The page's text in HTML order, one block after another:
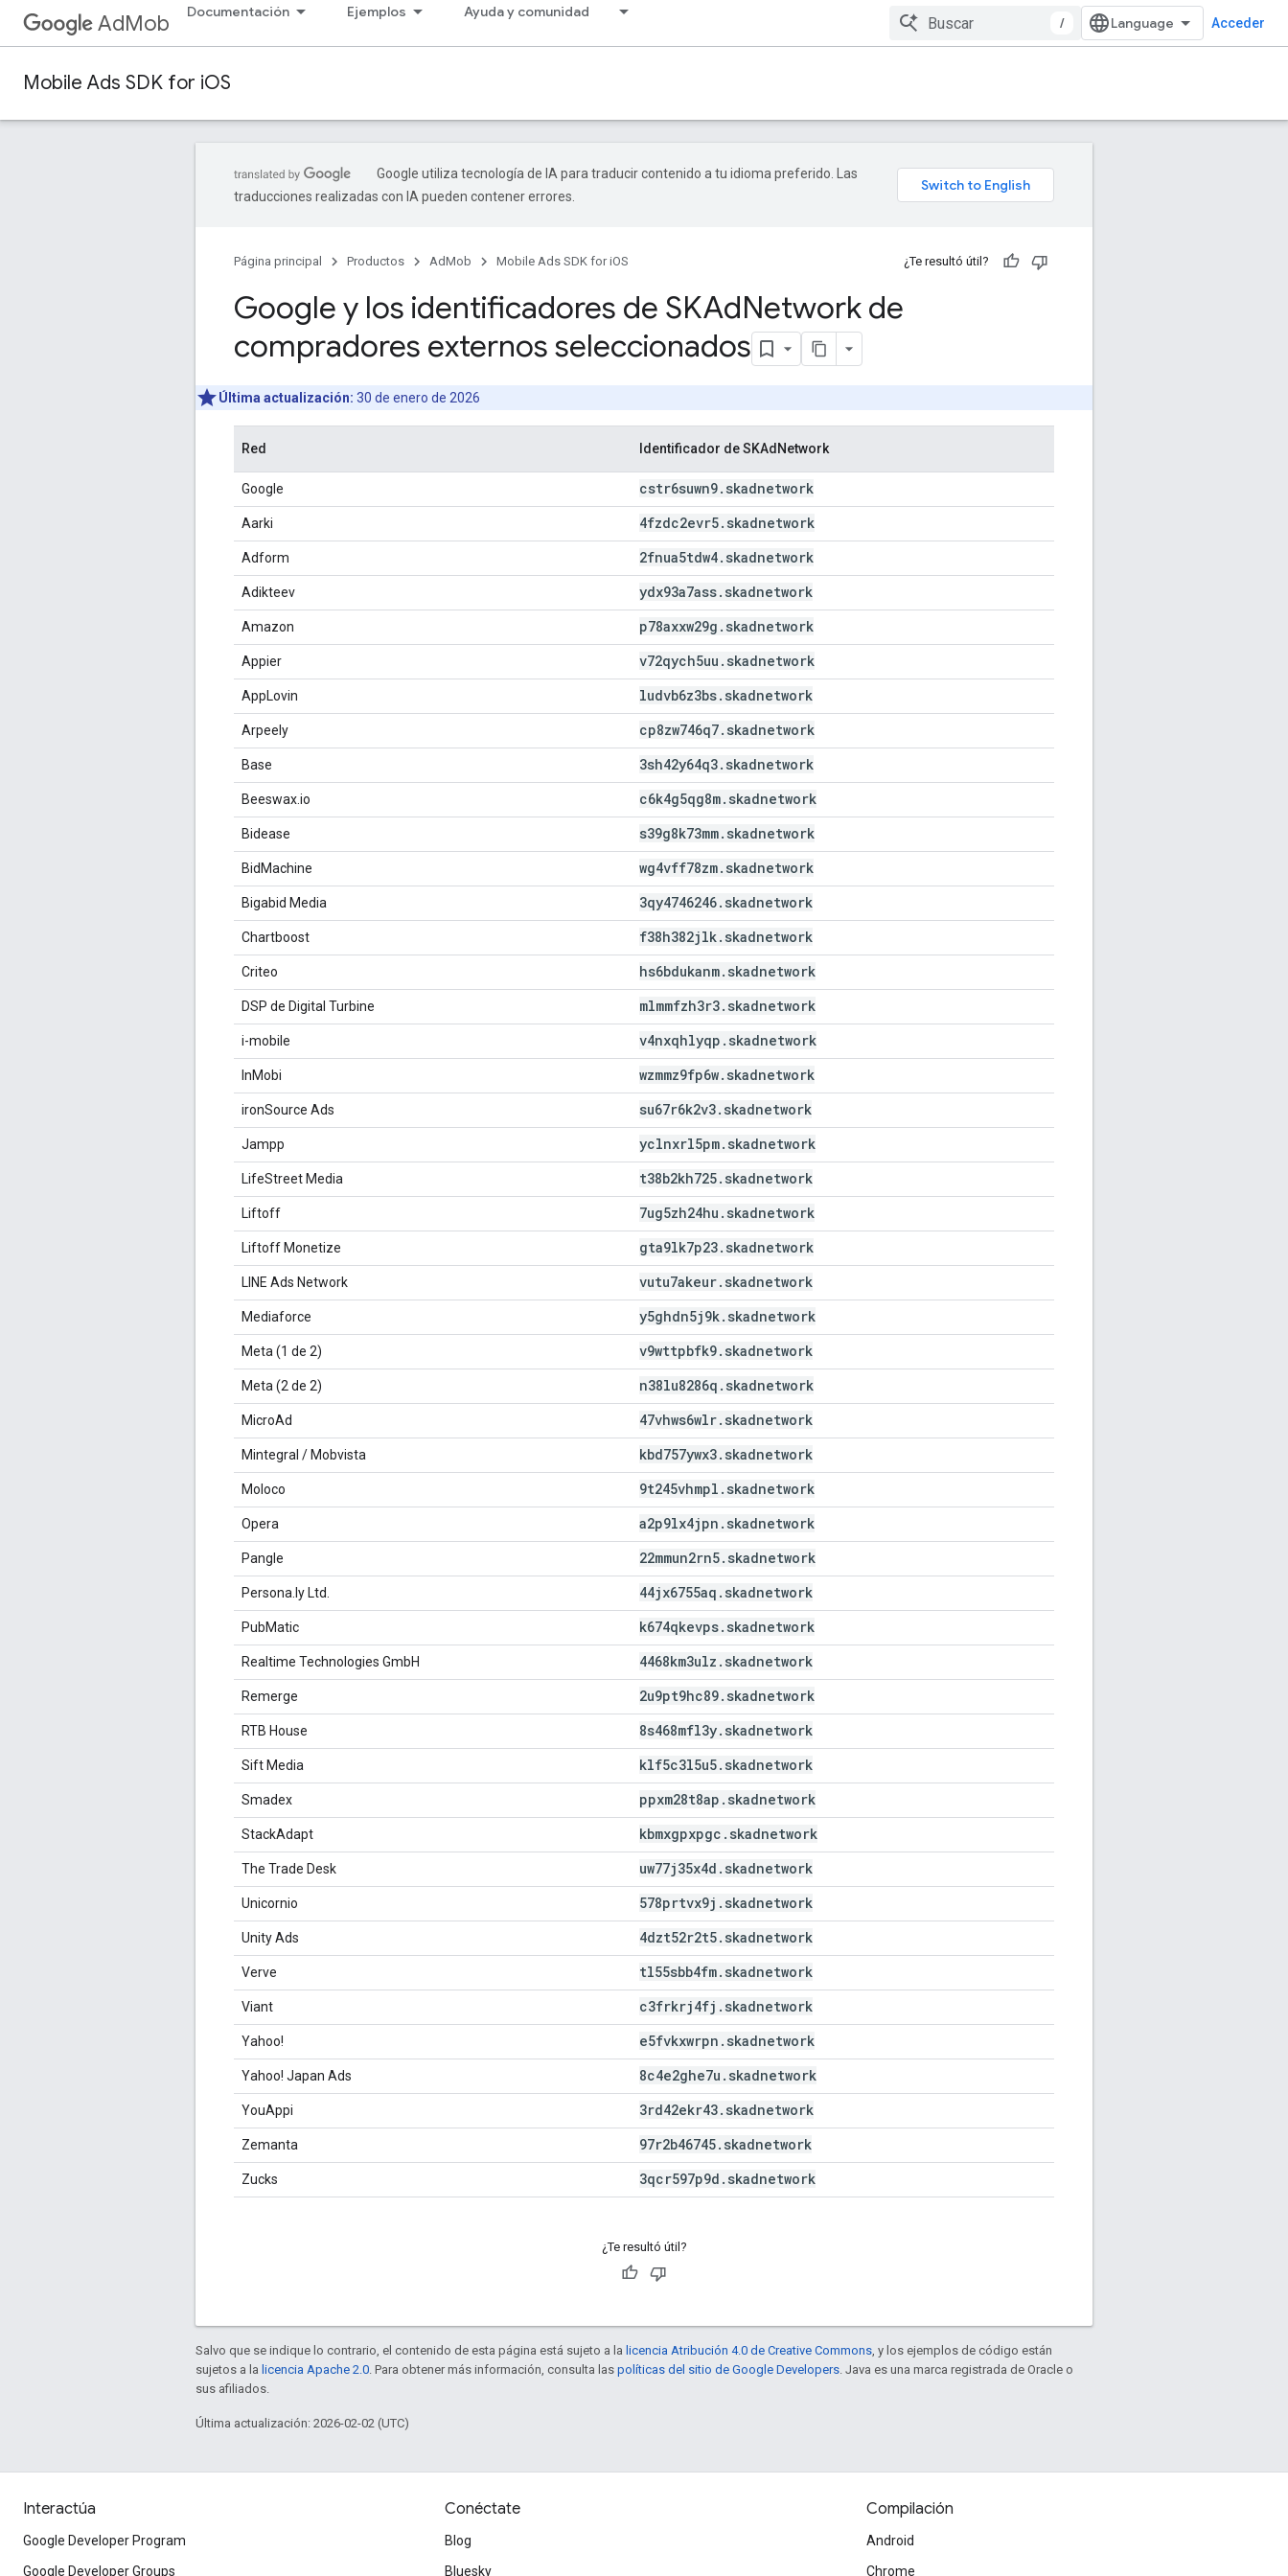
AdMob Documentación Ejemplos Ayuda y comunidad
/ Acceder
Mobile Ads SDK for iOS
Google utiliza tecnología de IA para traducir contenido a tu idioma preferido. Las
traducciones realizadas con IA pueden contener errores.
Página principal Productos AdMob Mobile Ads SDK for iOS ¿Te resultó útil?
Google y los identificadores de SKAdNetwork de
compradores externos seleccionados
Última actualización: 30 de enero de 2026
Red Identificador de SKAdNetwork
Google cstr6suwn9. skadnetwork
Aarki 4fzdc2evr5. skadnetwork
Adform 2fnua5tdw4. skadnetwork
Adikteev ydx93a7ass. skadnetwork
Amazon p78axxw29g . skadnetwork
Appier v72qych5uu . skadnetwork
AppLovin ludvb6z3bs. skadnetwork
Arpeely cp8zw746q7. skadnetwork
Base 3sh42y64q3. skadnetwork
Beeswax.io c6k4g5qg8m. skadnetwork
Bidease s39g8k73mm. skadnetwork
BidMachine wg4vff78zm. skadnetwork
Bigabid Media 3qy4746246. skadnetwork
Chartboost f38h382jlk. skadnetwork
Criteo hs6bdukanm. skadnetwork
DSP de Digital Turbine mlmmfzh3r3. skadnetwork
i-mobile v4nxqhlyqp . skadnetwork
InMobi wzmmz9fp6w. skadnetwork
ironSource Ads su67r6k2v3. skadnetwork
Jampp yclnxrl5pm. skadnetwork
LifeStreet Media t38b2kh725. skadnetwork
Liftoff 7ug5zh24hu . skadnetwork
Liftoff Monetize gta9lk7p23. skadnetwork
LINE Ads Network vutu7akeur. skadnetwork
Mediaforce y5ghdn5j9k. skadnetwork
Meta (1 de 2) v9wttpbfk9. skadnetwork
Meta (2 de 2) n38lu8286q . skadnetwork
MicroAd 47vhws6wlr. skadnetwork
Mintegral / Mobvista kbd757ywx3. skadnetwork
Moloco 9t245vhmpl . skadnetwork
Opera a2p9lx4jpn . skadnetwork
Pangle 22mmun2rn5. skadnetwork
Persona.ly Ltd. 44jx6755aq . skadnetwork
PubMatic k674qkevps. skadnetwork
Realtime Technologies GmbH 4468km3ulz . skadnetwork
Remerge 2u9pt9hc89. skadnetwork
RTB House 8s468mfl3y. skadnetwork
Sift Media klf5c3l5u5. skadnetwork
Smadex ppxm28t8ap . skadnetwork
StackAdapt kbmxgpxpgc . skadnetwork
The Trade Desk uw77j35x4d . skadnetwork
Unicornio 578prtvx9j . skadnetwork
Unity Ads 4dzt52r2t5. skadnetwork
Verve tl55sbb4fm. skadnetwork
Viant c3frkrj4fj . skadnetwork
Yahoo! e5fvkxwrpn . skadnetwork
Yahoo! Japan Ads 8c4e2ghe7u . skadnetwork
YouAppi 3rd42ekr43. skadnetwork
Zemanta 97r2b46745. skadnetwork
Zucks 3qcr597p9d . skadnetwork
¿Te resultó útil?
Salvo que se indique lo contrario, el contenido de esta página está sujeto a la licencia Atribución 4.0 de Creative Commons , y los ejemplos de código están
sujetos a la licencia Apache 2.0 . Para obtener más información, consulta las políticas del sitio de Google Developers . Java es una marca registrada de Oracle o
sus afiliados.
Última actualización: 2026-02-02 (UTC)
Interactúa
Google Developer Program
Google Developer Groups
Conéctate
Blog
Bluesky
Compilación
Android
Chrome